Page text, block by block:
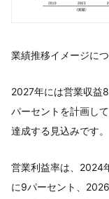
業績推移イメージに
2027年には営業収益
パーセントを計画し
達成する見込みです。
営業利益率は、2024
に9パーセント、